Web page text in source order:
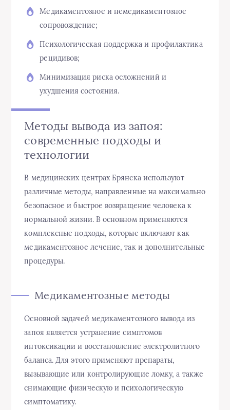
Медикаментозное и немедикаментозное
сопровождение;
Психологическая поддержка и профилактика
рецидивов;
Минимизация риска осложнений и
ухудшения состояния.
Методы вывода из запоя:
современные подходы и
технологии
В медицинских центрах Брянска используют
различные методы, направленные на максимально
безопасное и быстрое возвращение человека к
нормальной жизни. В основном применяются
комплексные подходы, которые включают как
медикаментозное лечение, так и дополнительные
процедуры.
Медикаментозные методы
Основной задачей медикаментозного вывода из
запоя является устранение симптомов
интоксикации и восстановление электролитного
баланса. Для этого применяют препараты,
вызывающие или контролирующие ломку, а также
снимающие физическую и психологическую
симптоматику.